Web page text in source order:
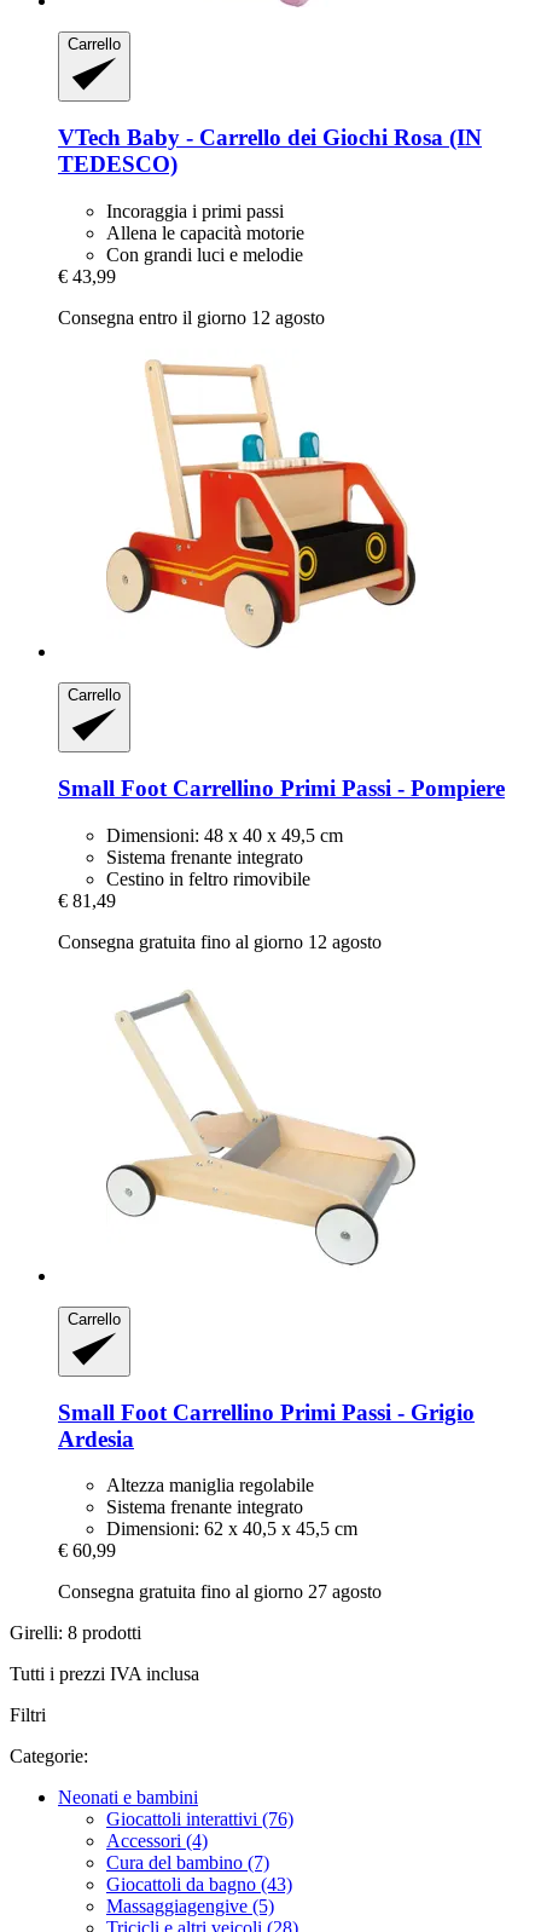
Carrello
VTech Baby -​ Carrello dei Giochi Rosa (IN
TEDESCO)
Incoraggia i primi passi
Allena le capacità motorie
Con grandi luci e melodie
€ 43,99
Consegna entro il giorno 12 agosto
Carrello
Small Foot Carrellino Primi Passi -​ Pompiere
Dimensioni: 48 x 40 x 49,5 cm
Sistema frenante integrato
Cestino in feltro rimovibile
€ 81,49
Consegna gratuita fino al giorno 12 agosto
Carrello
Small Foot Carrellino Primi Passi -​ Grigio
Ardesia
Altezza maniglia regolabile
Sistema frenante integrato
Dimensioni: 62 x 40,5 x 45,5 cm
€ 60,99
Consegna gratuita fino al giorno 27 agosto
Girelli: 8 prodotti
Tutti i prezzi IVA inclusa
Filtri
Categorie:
Neonati e bambini
Giocattoli interattivi (76)
Accessori (4)
Cura del bambino (7)
Giocattoli da bagno (43)
Massaggiagengive (5)